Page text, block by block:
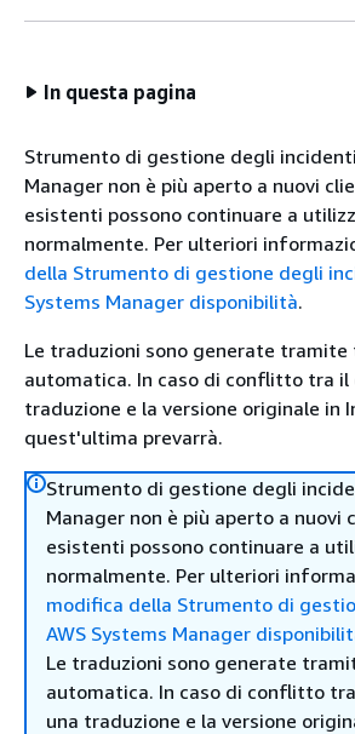
In questa pagina
Strumento di gestione degli
Manager non è più aperto a nuovi
esistenti possono continuare a
normalmente. Per ulteriori
della Strumento di gestione degli
Systems Manager disponibilità.
Le traduzioni sono generate tramite
automatica. In caso di conflitto tra il
traduzione e la versione originale in
quest'ultima prevarrà.
Strumento di gestione degli
Manager non è più aperto a nuovi
esistenti possono continuare a
normalmente. Per ulteriori
modifica della Strumento di
AWS Systems Manager
Le traduzioni sono generate
automatica. In caso di conflitto
una traduzione e la versione